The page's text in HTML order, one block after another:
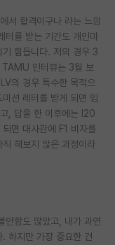
서 합격이구나 라는 느낌
터를 받는 기간도 개인마
힘듭니다. 저의 경우 3
인터뷰는 3월 보
의 경우 특수한 목적으
션 레터를 받게 되면 입
, 답을 한 이후에는 I20
면 대사관에 F1 비자를
해보지 않은 과정이라
안함도 많았고, 내가 과연
하지만 가장 중요한 건